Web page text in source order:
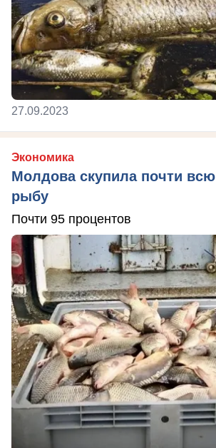
27.09.2023
Экономика
Молдова скупила почти
рыбу
Почти 95 процентов